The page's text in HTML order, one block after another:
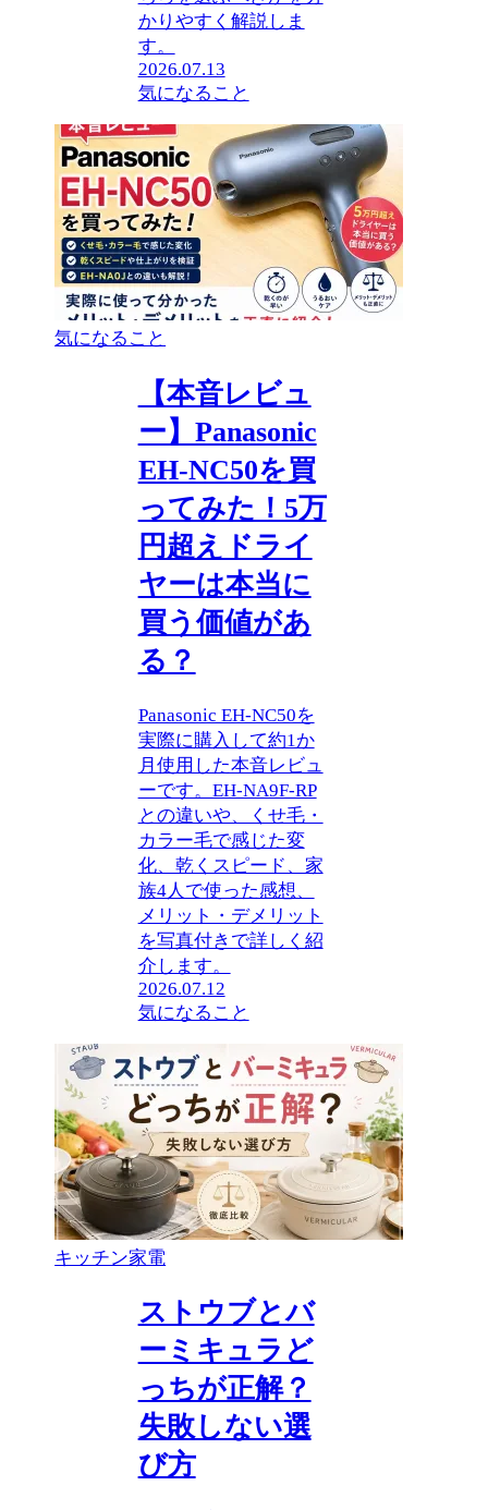
かりやすく解説しま
す。
2026.07.13
気になること
気になること
【本音レビュ
ー】Panasonic
EH-NC50を買
ってみた！5万
円超えドライ
ヤーは本当に
買う価値があ
る？
Panasonic EH-NC50を
実際に購入して約1か
月使用した本音レビュ
ーです。EH-NA9F-RP
との違いや、くせ毛・
カラー毛で感じた変
化、乾くスピード、家
族4人で使った感想、
メリット・デメリット
を写真付きで詳しく紹
介します。
2026.07.12
気になること
キッチン家電
ストウブとバ
ーミキュラど
っちが正解？
失敗しない選
び方